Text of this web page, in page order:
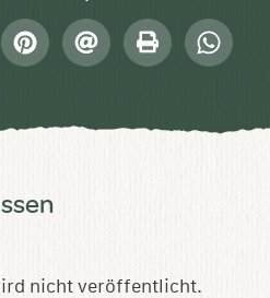
Pinterest
E-
Mail
Drucken
nicht veröffentlicht.